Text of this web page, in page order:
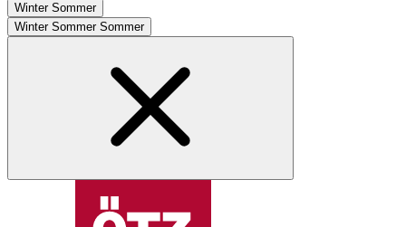
Winter Sommer
Winter Sommer Sommer